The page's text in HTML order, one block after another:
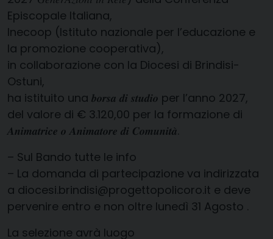
Episcopale Italiana,
Inecoop (Istituto nazionale per l’educazione e
la promozione cooperativa),
in collaborazione con la Diocesi di Brindisi-
Ostuni,
ha istituito una 𝒃𝒐𝒓𝒔𝒂 𝒅𝒊 𝒔𝒕𝒖𝒅𝒊𝒐 per l’anno 2027,
del valore di € 3.120,00 per la formazione di
𝑨𝒏𝒊𝒎𝒂𝒕𝒓𝒊𝒄𝒆 𝒐 𝑨𝒏𝒊𝒎𝒂𝒕𝒐𝒓𝒆 𝒅𝒊 𝑪𝒐𝒎𝒖𝒏𝒊𝒕𝒂̀.
– Sul Bando tutte le info
– La domanda di partecipazione va indirizzata
a diocesi.brindisi@progettopolicoro.it e deve
pervenire entro e non oltre lunedì 31 Agosto .
La selezione avrà luogo